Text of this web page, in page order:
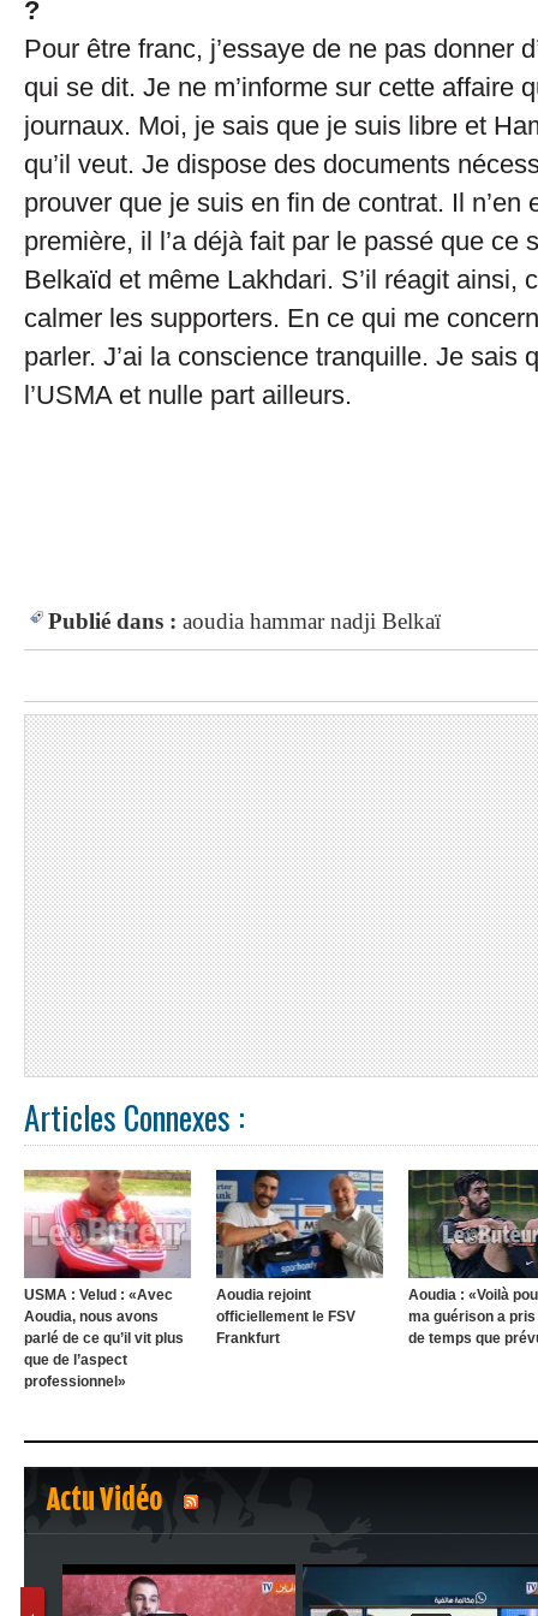
?
Pour être franc, j’essaye de ne pas donner
qui se dit. Je ne m’informe sur cette affaire
journaux. Moi, je sais que je suis libre et
qu’il veut. Je dispose des documents
prouver que je suis en fin de contrat. Il n’en
première, il l’a déjà fait par le passé que ce
Belkaïd et même Lakhdari. S’il réagit ainsi,
calmer les supporters. En ce qui me
parler. J’ai la conscience tranquille. Je sais
l’USMA et nulle part ailleurs.
Publié dans : aoudia hammar nadji Belkaï
Articles Connexes :
USMA : Velud : «Avec
Aoudia, nous avons
parlé de ce qu’il vit plus
que de l’aspect
professionnel»
Aoudia rejoint
officiellement le FSV
Frankfurt
Aoudia : «Voilà
ma guérison a
de temps que
Actu Vidéo
1 2